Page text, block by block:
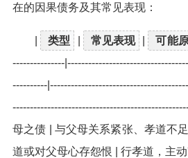
在的因果债务及其常见表现：
| 类型 常见表现 | 可能
---------------
----------
母之债 | 与父母关系紧张、孝道不
道或对父母心存怨恨 | 行孝道，主